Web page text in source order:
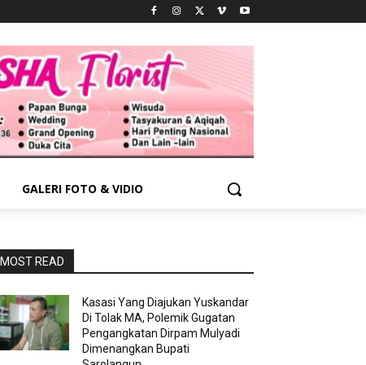
GALERI FOTO & VIDIO
MOST READ
Kasasi Yang Diajukan Yuskandar
Di Tolak MA, Polemik Gugatan
Pengangkatan Dirpam Mulyadi
Dimenangkan Bupati